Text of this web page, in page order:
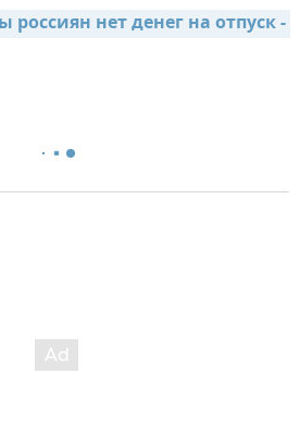
нет денег на отпуск -